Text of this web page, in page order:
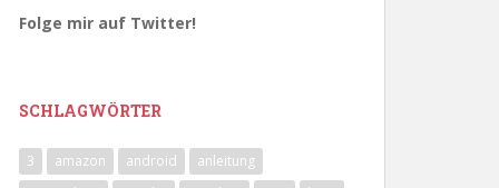
Folge mir auf Twitter!
SCHLAGWÖRTER
3 amazon android
anleitung